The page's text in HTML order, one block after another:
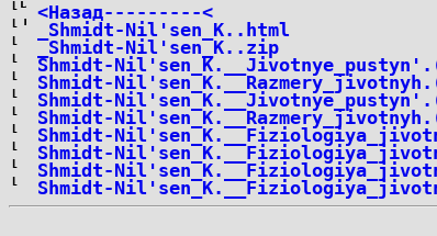
<Назад---------<
_Shmidt-Nil'sen_K..html
_Shmidt-Nil'sen_K..zip
Shmidt-
Shmidt-
Shmidt-
Shmidt-
Shmidt-
Shmidt-
Shmidt-
Shmidt-